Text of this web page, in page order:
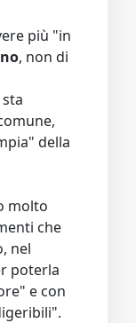
più "in
, non di
della
molto
che
nel
poterla
e con